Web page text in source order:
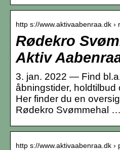
http s://www.aktivaabenraa.dk
Rødekro
Aktiv
3. jan. 2022 — Find
åbningstider,
Her finder du en
Rødekro Svømmehal …
http s://www.aktivaabenraa.dk